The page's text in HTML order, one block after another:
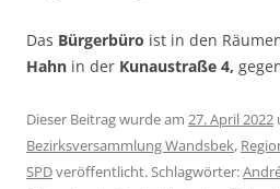
Das Bürgerbüro ist in den
Hahn in der Kunaustraße 4,
Dieser Beitrag wurde am 27. April 2022
Bezirksversammlung Wandsbek,
SPDveröffentlicht. Schlagwörter: